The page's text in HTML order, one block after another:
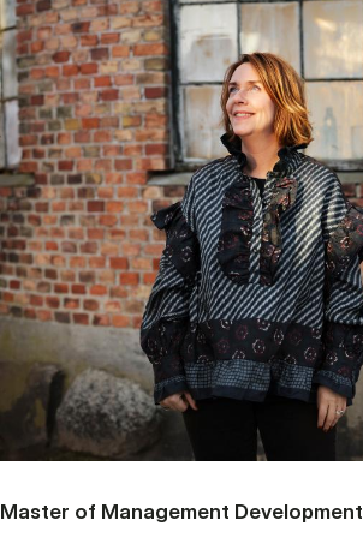
Master of Management Development